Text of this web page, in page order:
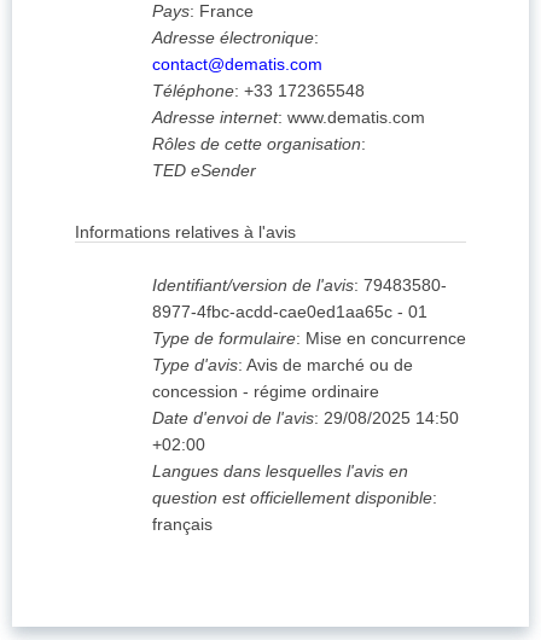
Pays: France
Adresse électronique:
contact@dematis.com
Téléphone: +33 172365548
Adresse internet: www.dematis.com
Rôles de cette organisation:
TED eSender
Informations relatives à l'avis
Identifiant/version de l'avis: 79483580-
8977-4fbc-acdd-cae0ed1aa65c - 01
Type de formulaire: Mise en concurrence
Type d'avis: Avis de marché ou de
concession - régime ordinaire
Date d'envoi de l'avis: 29/08/2025 14:50
+02:00
Langues dans lesquelles l'avis en
question est officiellement disponible:
français